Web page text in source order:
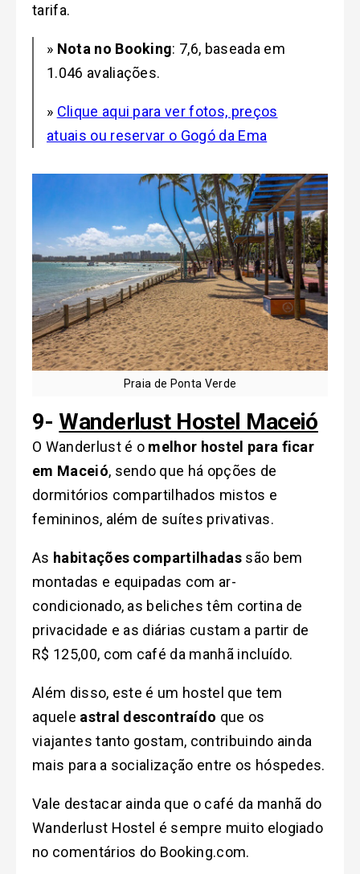
tarifa.
» Nota no Booking: 7,6, baseada em
1.046 avaliações.
» Clique aqui para ver fotos, preços
atuais ou reservar o Gogó da Ema
Praia de Ponta Verde
9- Wanderlust Hostel Maceió
O Wanderlust é o melhor hostel para ficar
em Maceió, sendo que há opções de
dormitórios compartilhados mistos e
femininos, além de suítes privativas.
As habitações compartilhadassão bem
montadas e equipadas com ar-
condicionado, as beliches têm cortina de
privacidade e as diárias custam a partir de
R$ 125,00, com café da manhã incluído.
Além disso, este é um hostel que tem
aquele astral descontraído que os
viajantes tanto gostam, contribuindo ainda
mais para a socialização entre os hóspedes.
Vale destacar ainda que o café da manhã do
Wanderlust Hostel é sempre muito elogiado
no comentários do Booking.com.